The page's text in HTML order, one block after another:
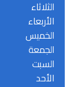
الثلاثاء
الأربعاء
الخميس
الجمعة
السبت
الأحد